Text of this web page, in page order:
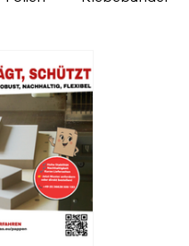
Personalisierbare Produkte